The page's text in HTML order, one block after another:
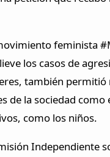
feminista
los casos de
también
de la sociedad como
como los niños.
Independiente